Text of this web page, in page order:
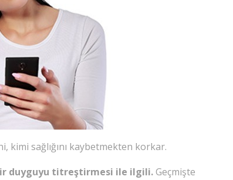
kimi sağlığını kaybetmekten korkar.
duyguyu titreştirmesi ile ilgili. Geçmişte